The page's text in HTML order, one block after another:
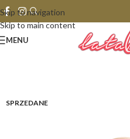
Skip to navigation
Skip to main content
MENU
SPRZEDANE